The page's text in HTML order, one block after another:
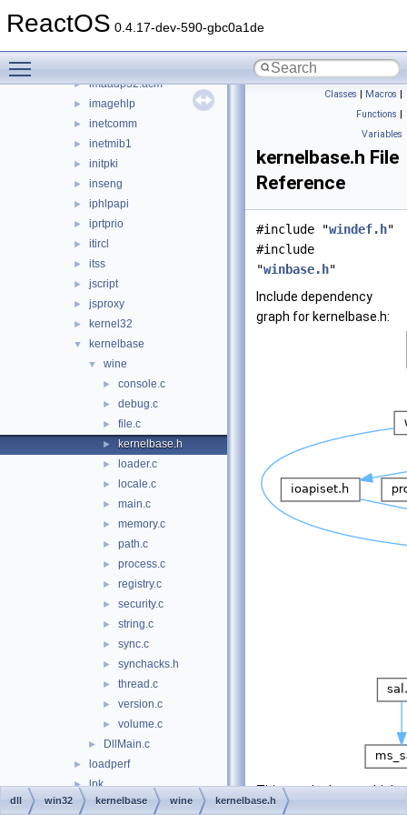
ReactOS 0.4.17-dev-590-gbc0a1de
► ieframe
► imaadp32.acm
► imagehlp
► inetcomm
► inetmib1
► initpki
► inseng
► iphlpapi
► iprtprio
► itircl
► itss
► jscript
► jsproxy
► kernel32
▼ kernelbase
▼ wine
► console.c
► debug.c
► file.c
► kernelbase.h
► loader.c
► locale.c
► main.c
► memory.c
► path.c
► process.c
► registry.c
► security.c
► string.c
► sync.c
► synchacks.h
► thread.c
► version.c
► volume.c
► DllMain.c
► loadperf
► lpk
► lsasrv
Classes | Macros |
Functions |
Variables
kernelbase.h File
Reference
#include "windef.h"
#include
"winbase.h"
Include dependency
graph for kernelbase.h:
This graph shows which
files directly or indirectly
dll win32 kernelbase wine kernelbase.h